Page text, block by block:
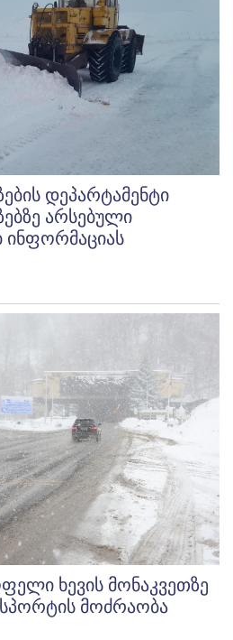
დეპარტამენტი
არსებული
ინფორმაციას
ხევის მონაკვეთზე
მოძრაობა